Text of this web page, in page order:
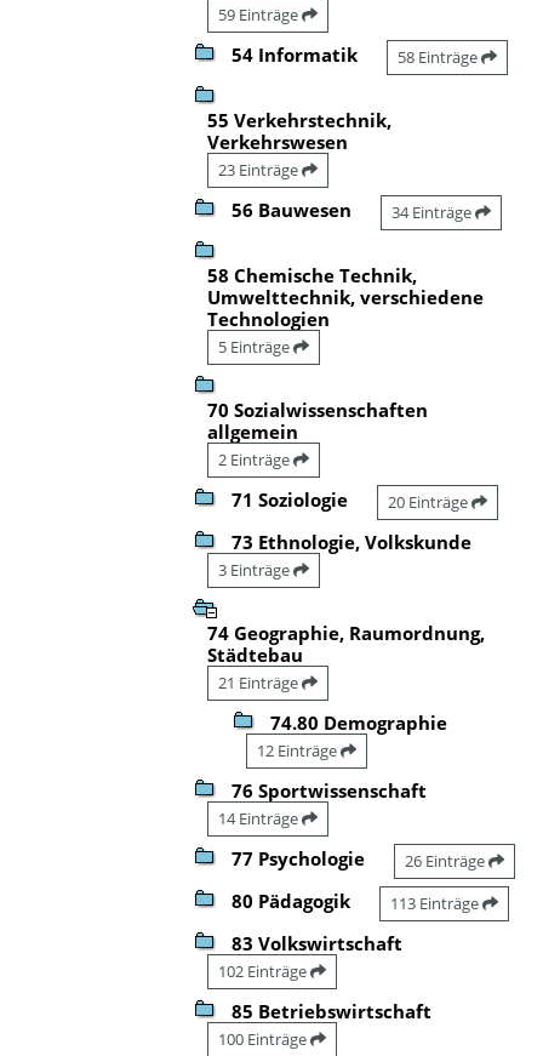
59 Einträge
54 Informatik 58 Einträge
55 Verkehrstechnik,
Verkehrswesen
23 Einträge
56 Bauwesen 34 Einträge
58 Chemische Technik,
Umwelttechnik, verschiedene
Technologien
5 Einträge
70 Sozialwissenschaften
allgemein
2 Einträge
71 Soziologie 20 Einträge
73 Ethnologie, Volkskunde
3 Einträge
74 Geographie, Raumordnung,
Städtebau
21 Einträge
74.80 Demographie
12 Einträge
76 Sportwissenschaft
14 Einträge
77 Psychologie 26 Einträge
80 Pädagogik 113 Einträge
83 Volkswirtschaft
102 Einträge
85 Betriebswirtschaft
100 Einträge